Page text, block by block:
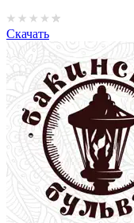
Скачать